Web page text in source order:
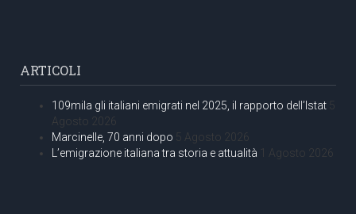
ARTICOLI
109mila gli italiani emigrati nel 2025, il rapporto dell’Istat 5
Agosto 2026
Marcinelle, 70 anni dopo 5 Agosto 2026
L’emigrazione italiana tra storia e attualità 1 Agosto 2026